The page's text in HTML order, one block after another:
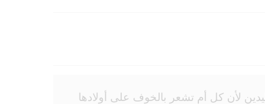
لأن كل أم تشعر بالخوف على أولادها